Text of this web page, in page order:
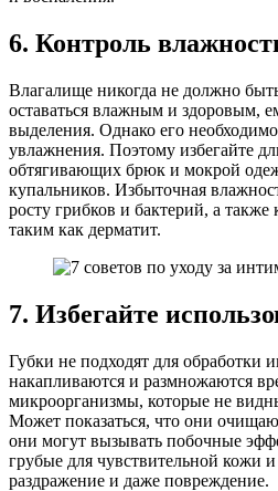
6. Контроль
Влагалище никогда не должно
оставаться влажным и здоровым,
выделения. Однако его
увлажнения. Поэтому избегайте
обтягивающих брюк и мокрой
купальников. Избыточная
росту грибков и бактерий, а
таким как дерматит.
7. Избегайте
Губки не подходят для
накапливаются и размножаются
микроорганизмы, которые не
Может показаться, что они
они могут вызывать побочные
грубые для чувствительной кожи
раздражение и даже повреждение.